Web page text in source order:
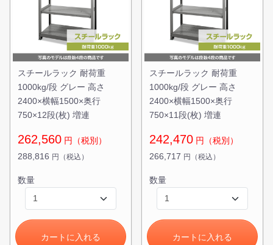
スチールラック 耐荷重
1000kg/段 グレー 高さ
2400×横幅1500×奥行
750×12段(枚) 増連
262,560 円（税別）
288,816 円（税込）
数量
カートに入れる
スチールラック 耐荷重
1000kg/段 グレー 高さ
2400×横幅1500×奥行
750×11段(枚) 増連
242,470 円（税別）
266,717 円（税込）
数量
カートに入れる
カートに追加しました。
スチールラック3台以上の場合、見積書にてお値引き保証い
たします！
1台でも大量導入でも無料お見積・ご注文を受け付けており
ます(安心保証付き)